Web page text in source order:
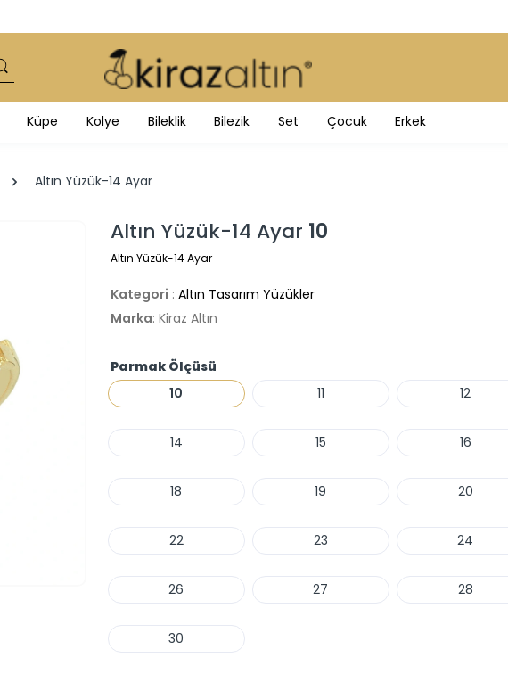
Küpe Kolye Bileklik Bilezik Set Çocuk Erkek
Altın Yüzük-14 Ayar
Altın Yüzük-14 Ayar 10
Altın Yüzük-14 Ayar
Kategori : Altın Tasarım Yüzükler
Marka: Kiraz Altın
Parmak Ölçüsü
10
11 12
14 15 16
18 19 20
22 23 24
26 27 28
30